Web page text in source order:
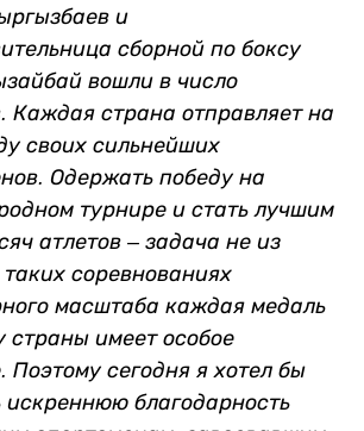
и
сборной по боксу
вошли в число
Каждая страна отправляет на
своих сильнейших
Одержать победу на
турнире и стать лучшим
атлетов – задача не из
таких соревнованиях
масштаба каждая медаль
страны имеет особое
Поэтому сегодня я хотел бы
искреннюю благодарность